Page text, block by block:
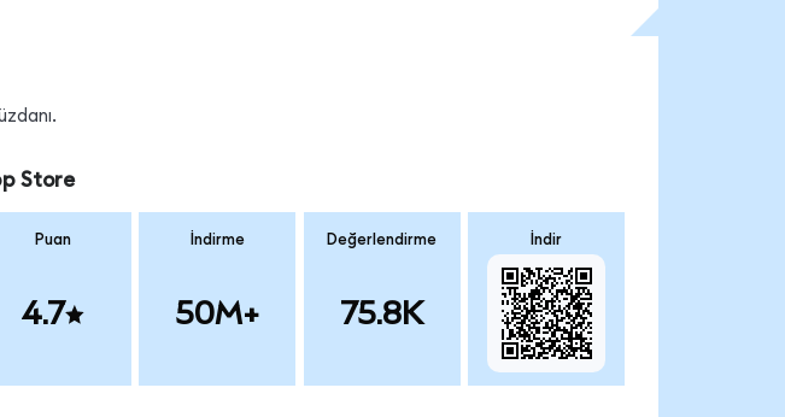
Store
Puan
4.7
İndirme
50M+
Değerlendirme
75.8K
İndir